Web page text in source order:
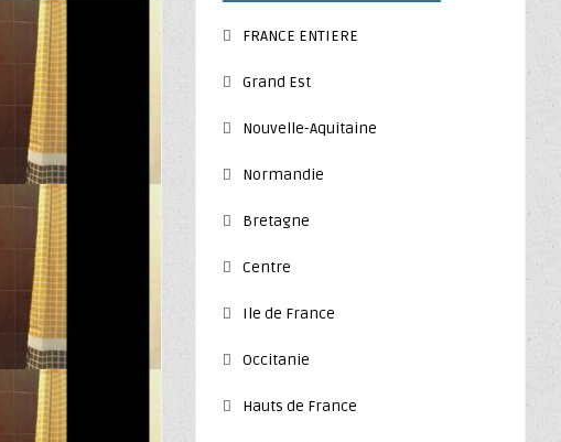
FRANCE ENTIERE
Grand Est
Nouvelle-Aquitaine
Normandie
Bretagne
Centre
Ile de France
Occitanie
Hauts de France